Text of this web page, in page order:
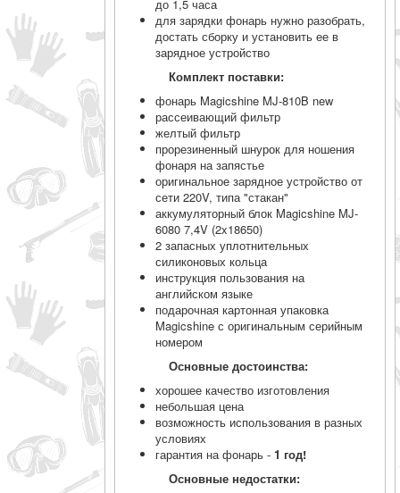
до 1,5 часа
для зарядки фонарь нужно разобрать,
достать сборку и установить ее в
зарядное устройство
Комплект поставки:
фонарь Magicshine MJ-810B new
рассеивающий фильтр
желтый фильтр
прорезиненный шнурок для ношения
фонаря на запястье
оригинальное зарядное устройство от
сети 220V, типа "стакан"
аккумуляторный блок Magicshine MJ-
6080 7,4V (2x18650)
2 запасных уплотнительных
силиконовых кольца
инструкция пользования на
английском языке
подарочная картонная упаковка
Magicshine с оригинальным серийным
номером
Основные достоинства:
хорошее качество изготовления
небольшая цена
возможность использования в разных
условиях
гарантия на фонарь - 1 год!
Основные недостатки: